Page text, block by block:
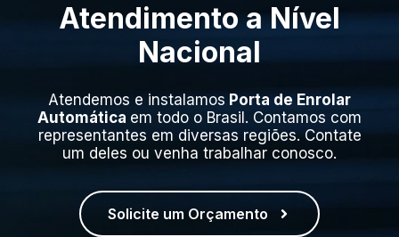
Atendimento a Nível
Nacional
Atendemos e instalamos Porta de Enrolar
Automática em todo o Brasil. Contamos com
representantes em diversas regiões. Contate
um deles ou venha trabalhar conosco.
Solicite um Orçamento